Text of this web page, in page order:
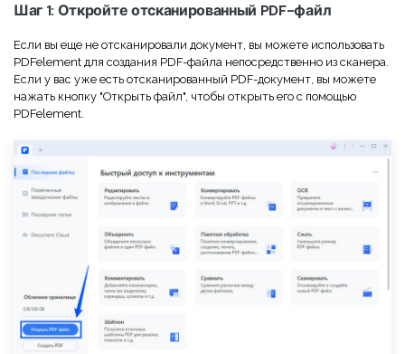
Скачать бесплатно
IT-служба
Юриспруденция
Здравоохранение
Правительство
Издательство
Фрилансер
Все Функции PDF
Шаг 1: Откройте отсканированный PDF-файл
Если вы еще не отсканировали документ, вы можете использовать
PDFelement для создания PDF-файла непосредственно из сканера.
Если у вас уже есть отсканированный PDF-документ, вы можете
нажать кнопку "Открыть файл", чтобы открыть его с помощью
PDFelement.